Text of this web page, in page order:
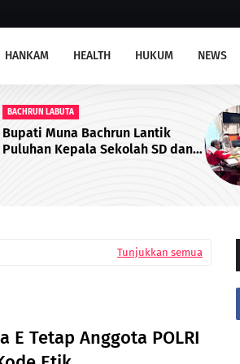
HANKAM HEALTH HUKUM NEWS
BPN MUNA
Dukung Iklim Investasi, BPN
Muna Hadiri Rapat Perpanjangan
Tunjukkan semua
E Tetap Anggota POLRI